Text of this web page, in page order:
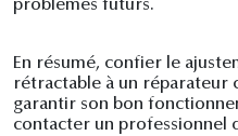
problèmes futurs.
En résumé, confier le
rétractable à un réparateur
garantir son bon
contacter un professionnel